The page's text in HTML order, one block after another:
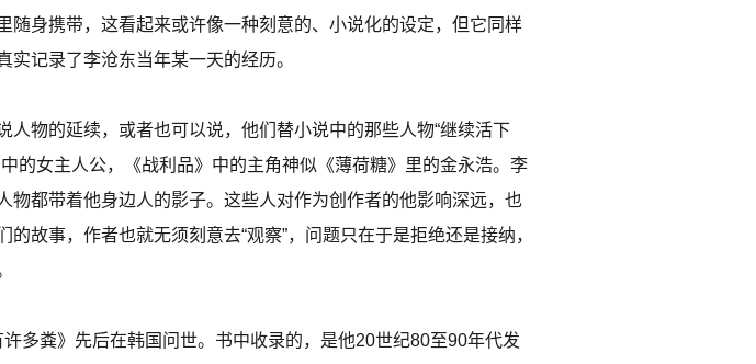
身携带，这看起来或许像一种刻意的、小说化的设定，但它同样
记录了李沧东当年某一天的经历。
物的延续，或者也可以说，他们替小说中的那些人物“继续活下
的女主人公，《战利品》中的主角神似《薄荷糖》里的金永浩。李
都带着他身边人的影子。这些人对作为创作者的他影响深远，也
故事，作者也就无须刻意去“观察”，问题只在于是拒绝还是接纳，
多粪》先后在韩国问世。书中收录的，是他20世纪80至90年代发